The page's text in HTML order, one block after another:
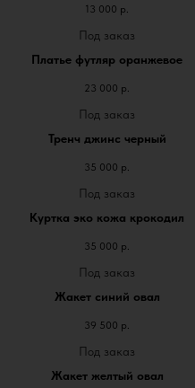
13 000 р.
Платье футляр оранжевое
23 000 р.
Тренч джинс черный
35 000 р.
Куртка эко кожа крокодил
35 000 р.
Жакет синий овал
39 500 р.
Жакет желтый овал